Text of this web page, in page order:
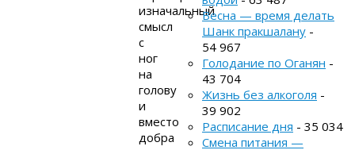
изначальный
смысл
с
ног
на
голову
и
вместо
добра
Весна — время делать
Шанк пракшалану -
54 967
Голодание по Оганян -
43 704
Жизнь без алкоголя -
39 902
Расписание дня - 35 034
Смена питания —